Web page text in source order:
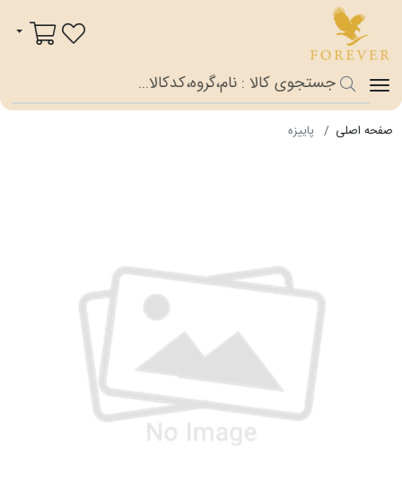
سبد خرید
صفحه اصلی پاییزه